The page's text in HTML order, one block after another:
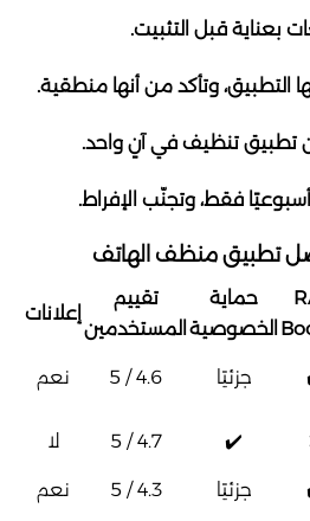
بعناية قبل التثبيت.
التطبيق، وتأكد من أنها منطقية.
تطبيق تنظيف في آنٍ واحد.
فقط، وتجنّب الإفراط.
تطبيق منظف الهاتف
حماية
الخصوصية
تقييم
المستخدمين
إعلانات
جزئيًا 4.6 / 5 نعم
✔️
4.7 / 5 لا
جزئيًا 4.3 / 5
نعم